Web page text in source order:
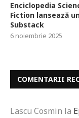
Enciclopedia
Fiction lansează
Substack
6 noiembrie 2025
COMENTARII
Lascu Cosmin la